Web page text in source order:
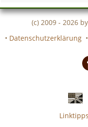
(c) 2009 - 2026 by
• Datenschutzerklärung •